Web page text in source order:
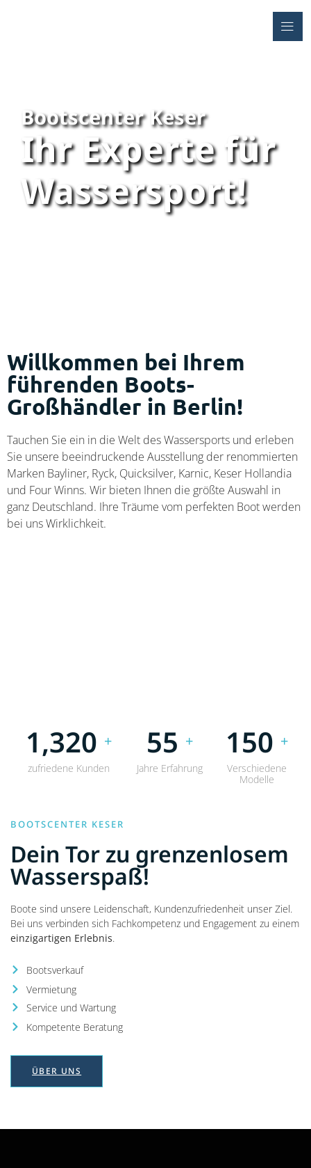
Bootscenter Keser
Ihr Experte für
Wassersport!
Willkommen bei Ihrem
führenden Boots-
Großhändler in Berlin!
Tauchen Sie ein in die Welt des Wassersports und erleben
Sie unsere beeindruckende Ausstellung der renommierten
Marken Bayliner, Ryck, Quicksilver, Karnic, Keser Hollandia
und Four Winns. Wir bieten Ihnen die größte Auswahl in
ganz Deutschland. Ihre Träume vom perfekten Boot werden
bei uns Wirklichkeit.
1,320 +
zufriedene Kunden
55 +
Jahre Erfahrung
150 +
Verschiedene
Modelle
BOOTSCENTER KESER
Dein Tor zu grenzenlosem
Wasserspaß!
Boote sind unsere Leidenschaft, Kundenzufriedenheit unser Ziel.
Bei uns verbinden sich Fachkompetenz und Engagement zu einem
einzigartigen Erlebnis.
Bootsverkauf
Vermietung
Service und Wartung
Kompetente Beratung
ÜBER UNS